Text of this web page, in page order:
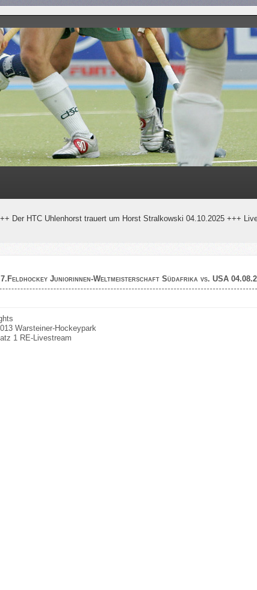
Uhlenhorst trauert um Horst Stralkowski 04.10.2025 +++ Livestreams
Juniorinnen-Weltmeisterschaft Südafrika vs. USA
Warsteiner-Hockeypark
1 RE-Livestream